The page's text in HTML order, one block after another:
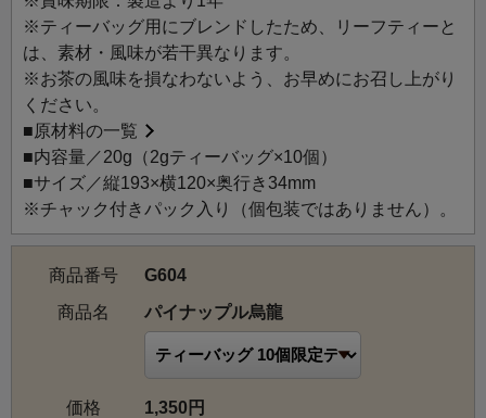
す。
パイナップル烏龍：完熟したパイナップルを思わせる濃厚
な甘い香りを上質な台湾烏龍茶にまとわせました。ジュー
シーな香りが烏龍茶の爽やかな味わいを引き立てます。
※ティーバッグ用にブレンドしたため、リーフティーと
は、素材・風味が若干異なります。
※お茶の風味を損なわないよう、お早めにお召し上がり
ください。
■原材料の一覧
■内容量／20g（2gティーバッグ×10個）
■サイズ／縦193×横120×奥行き34mm
※チャック付きパック入り（個包装ではありません）。
商品番号
G604
商品名
パイナップル烏龍
価格 1,350円